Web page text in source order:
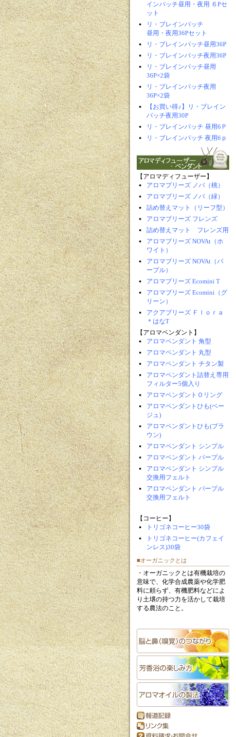
インパッチ昼用・夜用 ６Pセ
ット
リ・ブレインパッチ
昼用・夜用36Pセット
リ・ブレインパッチ昼用36P
リ・ブレインパッチ夜用36P
リ・ブレインパッチ昼用
36P×2袋
リ・ブレインパッチ夜用
36P×2袋
【お買い得♪】リ・ブレイン
パッチ夜用30P
リ・ブレインパッチ 昼用6Ｐ
リ・ブレインパッチ 夜用6ｐ
【アロマディフューザー】
アロマブリーズ ノバ（桃）
アロマブリーズ ノバ（緑）
詰め替えマット（リーフ型）
アロマブリーズ フレンズ
詰め替えマット フレンズ用
アロマブリーズ NOVAt（ホ
ワイト）
アロマブリーズ NOVAt（パ
ープル）
アロマブリーズ Ecomini T
アロマブリーズ Ecomini（グ
リーン）
アクアブリーズ Ｆｌｏｒａ
＊はなT
【アロマペンダント】
アロマペンダント 角型
アロマペンダント 丸型
アロマペンダント チタン製
アロマペンダント詰替え専用
フィルター5個入り
アロマペンダントＯリング
アロマペンダントひも(ベー
ジュ)
アロマペンダントひも(ブラ
ウン)
アロマペンダント シンプル
アロマペンダント パープル
アロマペンダント シンプル
交換用フェルト
アロマペンダント パープル
交換用フェルト
【コーヒー】
トリゴネコーヒー30袋
トリゴネコーヒー(カフェイ
ンレス)30袋
■オーガニックとは
・オーガニックとは有機栽培の
意味で、化学合成農薬や化学肥
料に頼らず、有機肥料などによ
り土壌の持つ力を活かして栽培
する農法のこと。